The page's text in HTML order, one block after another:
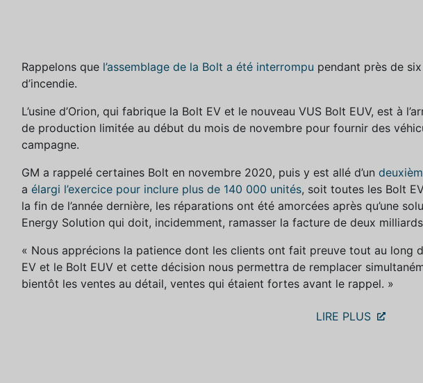
Rappelons que l’assemblage de la Bolt a été interrompu pendant près de
d’incendie.
L’usine d’Orion, qui fabrique la Bolt EV et le nouveau VUS Bolt EUV, est à
de production limitée au début du mois de novembre pour fournir des
campagne.
GM a rappelé certaines Bolt en novembre 2020, puis y est allé d’un
a élargi l’exercice pour inclure plus de 140 000 unités, soit toutes les Bolt
la fin de l’année dernière, les réparations ont été amorcées après qu’une
Energy Solution qui doit, incidemment, ramasser la facture de deux
« Nous apprécions la patience dont les clients ont fait preuve tout au long
EV et le Bolt EUV et cette décision nous permettra de remplacer
bientôt les ventes au détail, ventes qui étaient fortes avant le rappel. »
LIRE PLUS